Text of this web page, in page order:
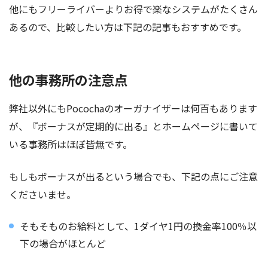
他にもフリーライバーよりお得で楽なシステムがたくさん
あるので、比較したい方は下記の記事もおすすめです。
他の事務所の注意点
弊社以外にもPocochaのオーガナイザーは何百もあります
が、『ボーナスが定期的に出る』とホームページに書いて
いる事務所はほぼ皆無です。
もしもボーナスが出るという場合でも、下記の点にご注意
くださいませ。
そもそものお給料として、1ダイヤ1円の換金率100％以
下の場合がほとんど